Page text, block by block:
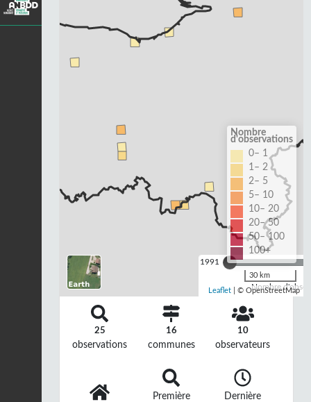
1991
Nombre
Nombre
d'observations
0– 1
1– 2
2– 5
5– 10
10– 20
20– 50
50– 100
100+
30 km
Leaflet | © OpenStreetMap
25
observations
16
communes
10
observateurs
Première
Dernière